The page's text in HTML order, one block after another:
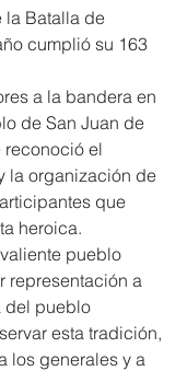
la Batalla de
cumplió su 163
a la bandera en
de San Juan de
el
la organización de
que
heroica.
pueblo
representación a
del pueblo
esta tradición,
los generales y a